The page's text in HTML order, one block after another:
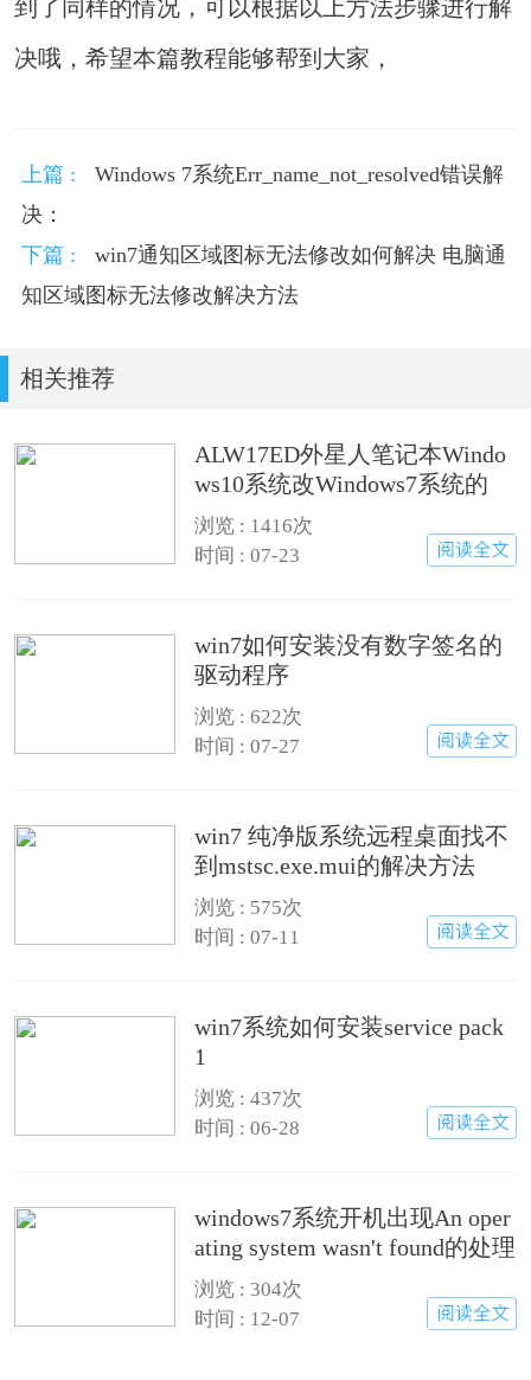
到了同样的情况，可以根据以上方法步骤进行解
决哦，希望本篇教程能够帮到大家，
上篇 :
Windows 7系统Err_name_not_resolved错误解
决：
下篇 :
win7通知区域图标无法修改如何解决 电脑通
知区域图标无法修改解决方法
相关推荐
ALW17ED外星人笔记本Windo
ws10系统改Windows7系统的
浏览 : 1416次
时间 : 07-23
win7如何安装没有数字签名的
驱动程序
浏览 : 622次
时间 : 07-27
win7 纯净版系统远程桌面找不
到mstsc.exe.mui的解决方法
浏览 : 575次
时间 : 07-11
win7系统如何安装service pack
1
浏览 : 437次
时间 : 06-28
windows7系统开机出现An oper
ating system wasn't found的处理
措施
浏览 : 304次
时间 : 12-07